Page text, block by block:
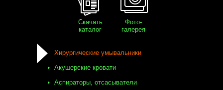
Скачать
каталог
Фото-
галерея
Хирургические умывальники
Акушерские кровати
Аспираторы, отсасыватели